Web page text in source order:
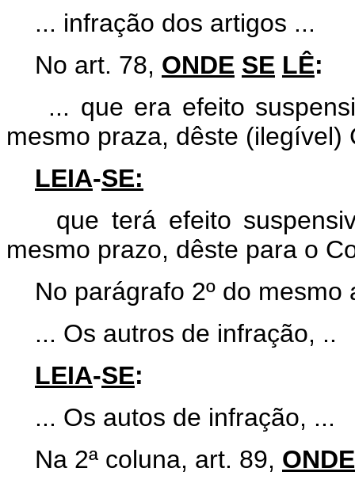
... infração dos artigos ...
No art. 78, ONDE SE LÊ:
... que era efeito
mesmo praza, dêste (ilegível)
LEIA-SE:
que terá efeito
mesmo prazo, dêste para o
No parágrafo 2º do mesmo
... Os autros de infração, ..
LEIA-SE:
... Os autos de infração, ...
Na 2ª coluna, art. 89, ONDE